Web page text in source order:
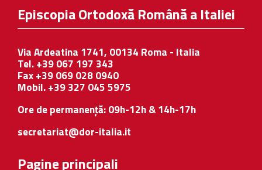
Episcopia Ortodoxă Română a Italiei
Via Ardeatina 1741, 00134 Roma - Italia
Tel. +39 067 197 343
Fax +39 069 028 0940
Mobil. +39 327 045 5975
Ore de permanență: 09h-12h & 14h-17h
secretariat@dor-italia.it
Pagine principali